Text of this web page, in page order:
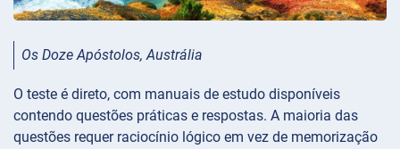
Os Doze Apóstolos, Austrália
O teste é direto, com manuais de estudo disponíveis
contendo questões práticas e respostas. A maioria das
questões requer raciocínio lógico em vez de memorização